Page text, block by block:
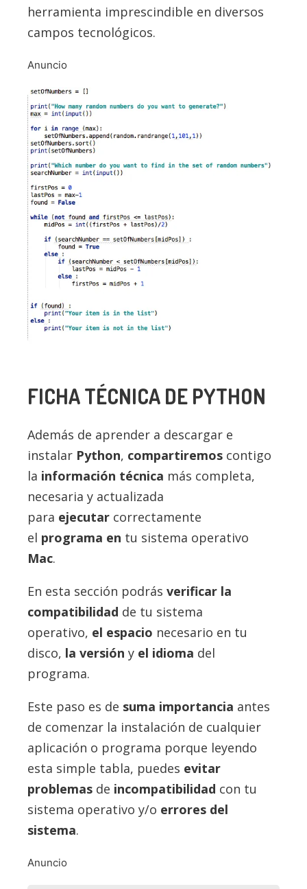
herramienta imprescindible en diversos
campos tecnológicos.
Anuncio
FICHA TÉCNICA DE PYTHON
Además de aprender a descargar e
instalar Python, compartiremos contigo
la información técnica más completa,
necesaria y actualizada
para ejecutar correctamente
el programa en tu sistema operativo
Mac.
En esta sección podrás verificar la
compatibilidad de tu sistema
operativo, el espacio necesario en tu
disco, la versión y el idioma del
programa.
Este paso es de suma importancia antes
de comenzar la instalación de cualquier
aplicación o programa porque leyendo
esta simple tabla, puedes evitar
problemas de incompatibilidad con tu
sistema operativo y/o errores del
sistema.
Anuncio